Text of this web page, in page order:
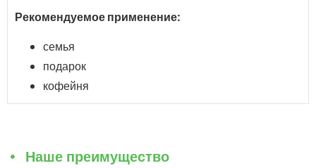
Рекомендуемое применение:
семья
подарок
кофейня
Наше преимущество